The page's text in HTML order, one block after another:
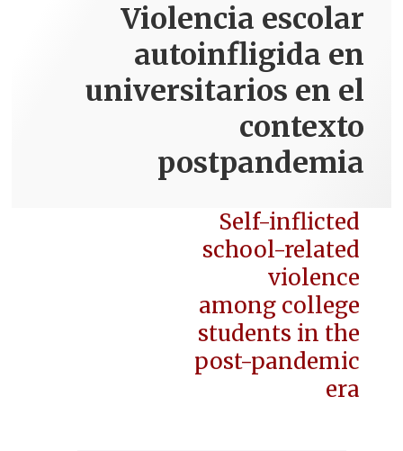
Violencia escolar
autoinfligida en
universitarios en el
contexto
postpandemia
Self-inflicted
school-related
violence
among college
students in the
post-pandemic
era